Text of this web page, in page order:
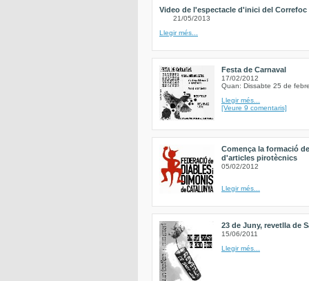
Video de l'espectacle d'inici del Correfoc
21/05/2013
Llegir més...
Festa de Carnaval
17/02/2012
Quan: Dissabte 25 de
Llegir més...
[Veure 9 comentaris]
Comença la formació
d'articles pirotècnics
05/02/2012
Llegir més...
23 de Juny, revetlla de
15/06/2011
Llegir més...